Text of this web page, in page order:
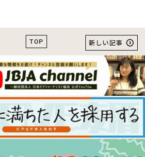
TOP 新しい記事